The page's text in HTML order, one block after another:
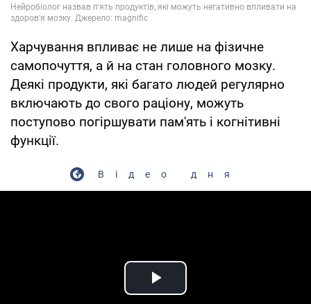
Харчування впливає не лише на фізичне
самопочуття, а й на стан головного мозку.
Деякі продукти, які багато людей регулярно
включають до свого раціону, можуть
поступово погіршувати пам'ять і когнітивні
функції.
Відео дня
Play Video